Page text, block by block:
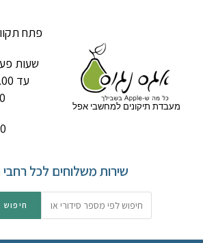
מעבדת תיקונים למחשבי אפל
פתח תקווה,
שירות משלוחים לכל